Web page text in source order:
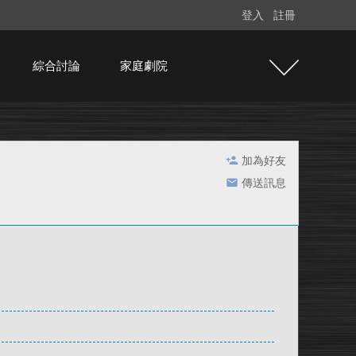
登入 註冊
綜合討論 家庭劇院
加為好友
傳送訊息